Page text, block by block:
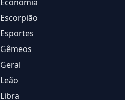
Escorpião
Esportes
Gêmeos
Geral
Leão
Libra